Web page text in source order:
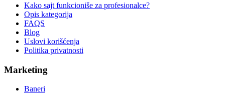
Kako sajt funkcioniše za profesionalce?
Opis kategorija
FAQS
Blog
Uslovi korišćenja
Politika privatnosti
Marketing
Baneri